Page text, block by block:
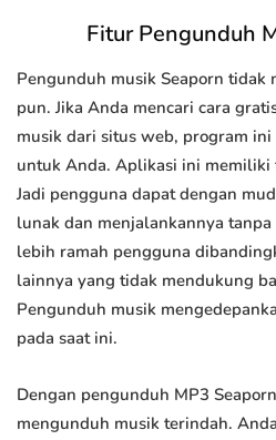
Fitur Pengunduh
Pengunduh musik Seaporn tidak
pun. Jika Anda mencari cara
musik dari situs web, program
untuk Anda. Aplikasi ini
Jadi pengguna dapat dengan
lunak dan menjalankannya
lebih ramah pengguna
lainnya yang tidak mendukung
Pengunduh musik
pada saat ini.
Dengan pengunduh MP3
mengunduh musik terindah.